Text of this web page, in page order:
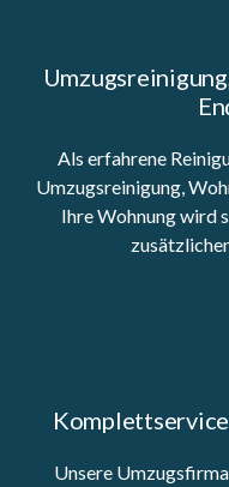
Als erfahrene
Umzugsreinigung,
Ihre Wohnung wird
Unsere